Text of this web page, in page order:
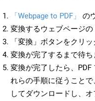
「Webpage to PDF」
の
変換するウェブページの
「変換」ボタンをクリ
変換が完了するまで待ち
変換が完了したら、
れらの手順に従うこと
してダウンロードし、